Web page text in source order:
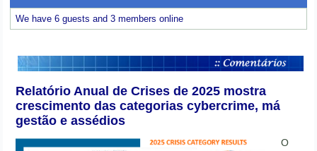
We have 6 guests and 3 members online
Relatório Anual de Crises de 2025 mostra
crescimento das categorias cybercrime, má
gestão e assédios
O